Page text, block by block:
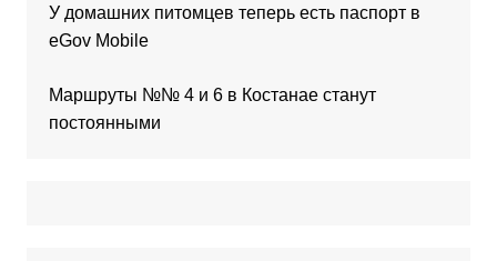
У домашних питомцев теперь есть паспорт в
eGov Mobile
Маршруты №№ 4 и 6 в Костанае станут
постоянными